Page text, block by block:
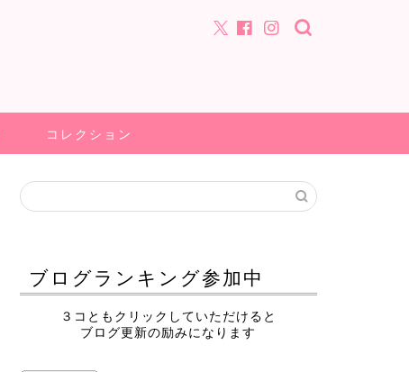
コレクション
ブログランキング参加中
３コともクリックしていただけると
ブログ更新の励みになります